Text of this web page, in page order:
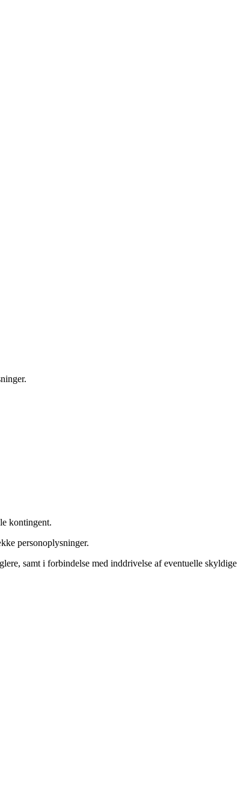
kontingent.
personoplysninger.
samt i forbindelse med inddrivelse af eventuelle skyldige